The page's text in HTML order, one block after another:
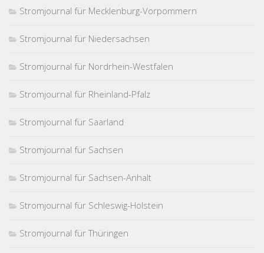
Stromjournal für Mecklenburg-Vorpommern
Stromjournal für Niedersachsen
Stromjournal für Nordrhein-Westfalen
Stromjournal für Rheinland-Pfalz
Stromjournal für Saarland
Stromjournal für Sachsen
Stromjournal für Sachsen-Anhalt
Stromjournal für Schleswig-Holstein
Stromjournal für Thüringen